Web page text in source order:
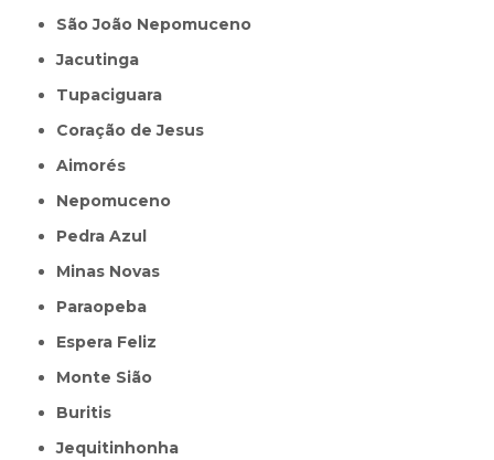
São João Nepomuceno
Jacutinga
Tupaciguara
Coração de Jesus
Aimorés
Nepomuceno
Pedra Azul
Minas Novas
Paraopeba
Espera Feliz
Monte Sião
Buritis
Jequitinhonha